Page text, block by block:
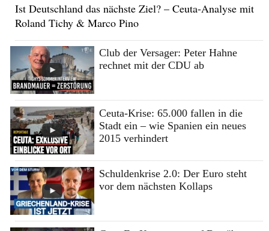
Ist Deutschland das nächste Ziel? – Ceuta-Analyse mit
Roland Tichy & Marco Pino
Club der Versager: Peter Hahne
rechnet mit der CDU ab
Ceuta-Krise: 65.000 fallen in die
Stadt ein – wie Spanien ein neues
2015 verhindert
Schuldenkrise 2.0: Der Euro steht
vor dem nächsten Kollaps